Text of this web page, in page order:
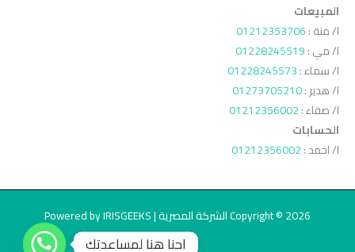
المبيعات
ا/ منة :01212353706
ا/ مي :01228245519
ا/ سماء :01228245573
ا/ هدير :01273705210
ا/ صفاء :01212356002
الحسابات
ا/ احمد :01212356002
Copyright © 2026 الشركة المصرية | Powered by IRISGEEKS
احنا هنا لمساعدتك